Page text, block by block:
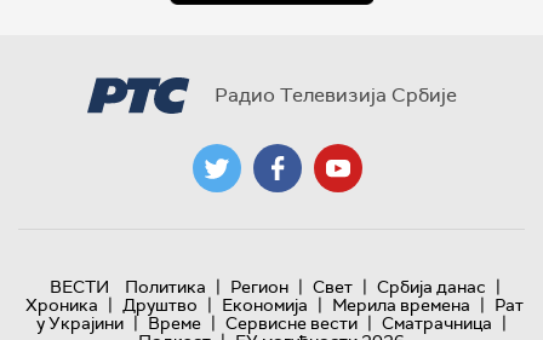
Радио Телевизија Србије
ВЕСТИ Политика | Регион | Свет | Србија данас |
Хроника | Друштво | Економија | Мерила времена | Рат
у Украјини | Време | Сервисне вести | Сматрачница |